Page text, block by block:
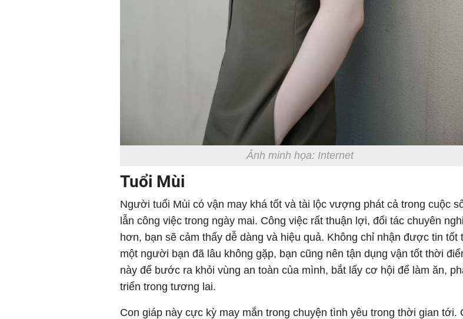
Ảnh minh họa: Internet
Tuổi Mùi
Người tuổi Mùi có vận may khá tốt và tài lộc vượng phát cả trong cuộc
lẫn công việc trong ngày mai. Công việc rất thuận lợi, đối tác chuyên
hơn, bạn sẽ cảm thấy dễ dàng và hiệu quả. Không chỉ nhận được tin tốt
một người bạn đã lâu không gặp, bạn cũng nên tận dụng vận tốt thời
này để bước ra khỏi vùng an toàn của mình, bắt lấy cơ hội để làm ăn,
triển trong tương lai.
Con giáp này cực kỳ may mắn trong chuyện tình yêu trong thời gian tới.